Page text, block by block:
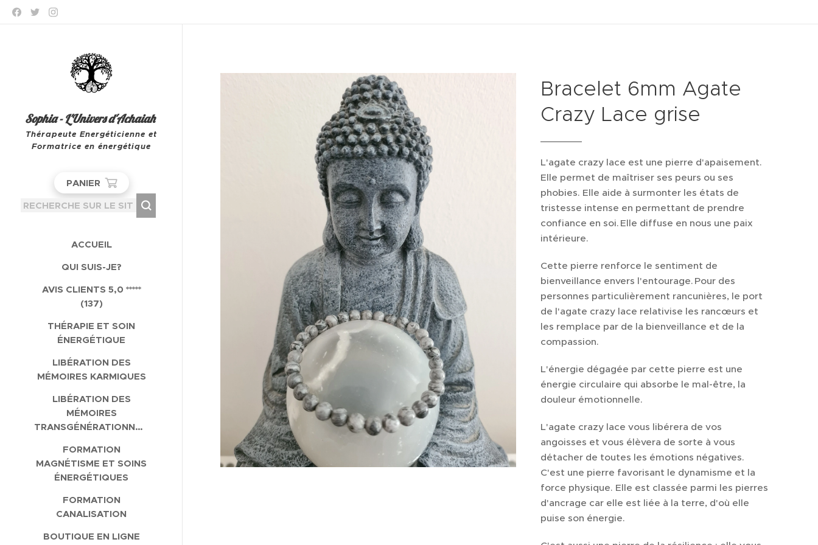
Sophia - L'Univers d'Achaiah
Thérapeute Energéticienne et
Formatrice en énergétique
PANIER
ACCUEIL
QUI SUIS-JE?
AVIS CLIENTS 5,0 *****
(137)
THÉRAPIE ET SOIN
ÉNERGÉTIQUE
LIBÉRATION DES
MÉMOIRES KARMIQUES
LIBÉRATION DES
MÉMOIRES
TRANSGÉNÉRATIONNELLES
FORMATION
MAGNÉTISME ET SOINS
ÉNERGÉTIQUES
FORMATION
CANALISATION
BOUTIQUE EN LIGNE
Bracelet 6mm Agate
Crazy Lace grise
L'agate crazy lace est une pierre d'apaisement.
Elle permet de maîtriser ses peurs ou ses
phobies. Elle aide à surmonter les états de
tristesse intense en permettant de prendre
confiance en soi. Elle diffuse en nous une paix
intérieure.
Cette pierre renforce le sentiment de
bienveillance envers l'entourage. Pour des
personnes particulièrement rancunières, le port
de l'agate crazy lace relativise les rancœurs et
les remplace par de la bienveillance et de la
compassion.
L'énergie dégagée par cette pierre est une
énergie circulaire qui absorbe le mal-être, la
douleur émotionnelle.
L'agate crazy lace vous libérera de vos
angoisses et vous élèvera de sorte à vous
détacher de toutes les émotions négatives.
C'est une pierre favorisant le dynamisme et la
force physique. Elle est classée parmi les pierres
d'ancrage car elle est liée à la terre, d'où elle
puise son énergie.